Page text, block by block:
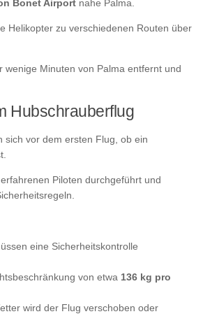
Bonet Airport nahe Palma.
Helikopter zu verschiedenen Routen über
wenige Minuten von Palma entfernt und
Hubschrauberflug
sich vor dem ersten Flug, ob ein
Piloten durchgeführt und
eine Sicherheitskontrolle
von etwa 136 kg pro
wird der Flug verschoben oder